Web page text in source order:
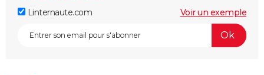
Linternaute.com Voir un exemple